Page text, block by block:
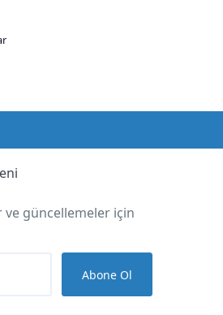
ve güncellemeler için
Abone Ol